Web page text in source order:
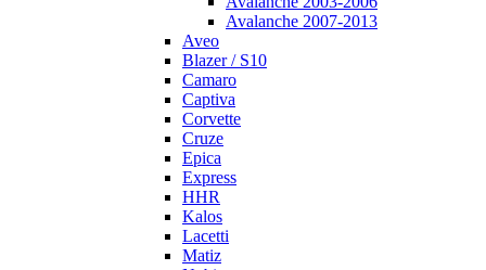
Avalanche 2007-2013
Aveo
Blazer / S10
Camaro
Captiva
Corvette
Cruze
Epica
Express
HHR
Kalos
Lacetti
Matiz